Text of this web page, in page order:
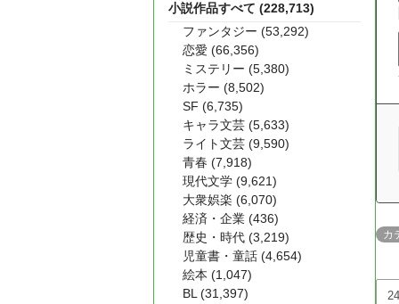
カ
小説作品すべて (228,713)
ファンタジー (53,292)
恋愛 (66,356)
ミステリー (5,380)
ホラー (8,502)
SF (6,735)
キャラ文芸 (5,633)
ライト文芸 (9,590)
青春 (7,918)
現代文学 (9,621)
大衆娯楽 (6,070)
経済・企業 (436)
歴史・時代 (3,219)
児童書・童話 (4,654)
絵本 (1,047)
BL (31,397)